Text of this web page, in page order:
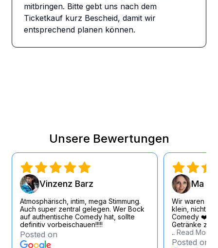
mitbringen. Bitte gebt uns nach dem
Ticketkauf kurz Bescheid, damit wir
entsprechend planen können.
Unsere Bewertungen
Vinzenz Barz
Atmosphärisch, intim, mega Stimmung.
Auch super zentral gelegen. Wer Bock
auf authentische Comedy hat, sollte
definitiv vorbeischauen!!!!!
Posted on
Ma Si
Wir waren
klein, nicht zu
Comedy ❤️
Getränke
.. Read More
Posted on